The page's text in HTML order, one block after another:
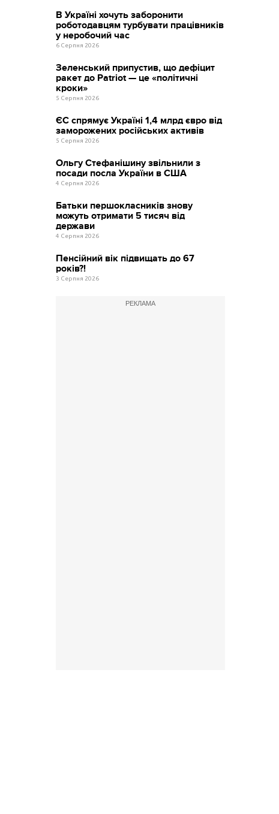
В Україні хочуть заборонити
роботодавцям турбувати працівників
у неробочий час
6 Серпня 2026
Зеленський припустив, що дефіцит
ракет до Patriot — це «політичні
кроки»
5 Серпня 2026
ЄС спрямує Україні 1,4 млрд євро від
заморожених російських активів
5 Серпня 2026
Ольгу Стефанішину звільнили з
посади посла України в США
4 Серпня 2026
Батьки першокласників знову
можуть отримати 5 тисяч від
держави
4 Серпня 2026
Пенсійний вік підвищать до 67
років?!
3 Серпня 2026
РЕКЛАМА